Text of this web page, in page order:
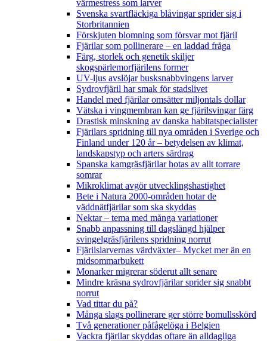
värmestress som larver
Svenska svartfläckiga blåvingar sprider sig i
Storbritannien
Förskjuten blomning som försvar mot fjäril
Fjärilar som pollinerare – en laddad fråga
Färg, storlek och genetik skiljer
skogspärlemorfjärilens former
UV-ljus avslöjar busksnabbvingens larver
Sydrovfjäril har smak för stadslivet
Handel med fjärilar omsätter miljontals dollar
Vätska i vingmembran kan ge fjärilsvingar färg
Drastisk minskning av danska habitatspecialister
Fjärilars spridning till nya områden i Sverige och
Finland under 120 år– betydelsen av klimat,
landskapstyp och arters särdrag
Spanska kamgräsfjärilar hotas av allt torrare
somrar
Mikroklimat avgör utvecklingshastighet
Bete i Natura 2000-områden hotar de
väddnätfjärilar som ska skyddas
Nektar – tema med många variationer
Snabb anpassning till dagslängd hjälper
svingelgräsfjärilens spridning norrut
Fjärilslarvernas värdväxter– Mycket mer än en
midsommarbukett
Monarker migrerar söderut allt senare
Mindre kräsna sydrovfjärilar sprider sig snabbt
norrut
Vad tittar du på?
Många slags pollinerare ger större bomullsskörd
Två generationer påfågelöga i Belgien
Vackra fjärilar skyddas oftare än alldagliga